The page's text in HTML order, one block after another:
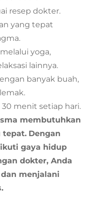
resep dokter.
yang tepat
yoga,
lainnya.
banyak buah,
menit setiap hari.
membutuhkan
tepat. Dengan
gaya hidup
dokter, Anda
menjalani